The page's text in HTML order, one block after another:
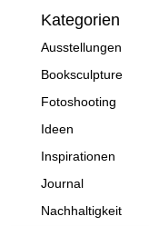
Kategorien
Ausstellungen
Booksculpture
Fotoshooting
Ideen
Inspirationen
Journal
Nachhaltigkeit